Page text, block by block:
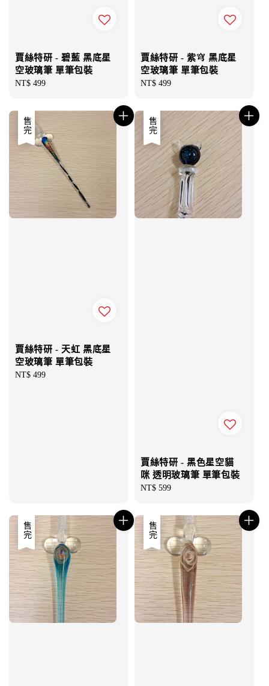
賈絲特研 - 碧藍 黑底星
空玻璃筆 單筆包裝
Regular
NT$ 499
賈絲特研 - 紫穹 黑底星
空玻璃筆 單筆包裝
Regular
NT$ 499
售完
賈絲特研 - 天虹 黑底星
空玻璃筆 單筆包裝
Regular
NT$ 499
售完
賈絲特研 - 黑色星空貓
咪 透明玻璃筆 單筆包裝
Regular
NT$ 599
售完 售完